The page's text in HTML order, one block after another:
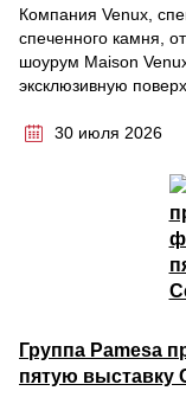
Компания Venux,
спеченного камня,
шоурум Maison
эксклюзивную
30 июля 2026
Группа Pamesa
пятую выставку